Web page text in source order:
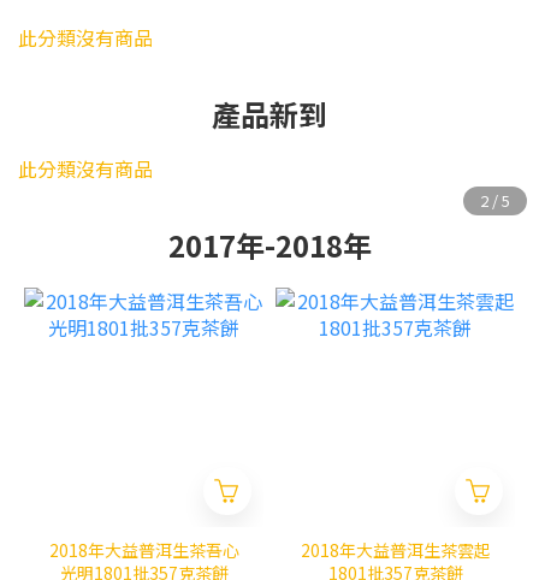
此分類沒有商品
產品新到
此分類沒有商品
2017年-2018年
2018年大益普洱生茶吾心
光明1801批357克茶餅
2018年大益普洱生茶雲起
1801批357克茶餅